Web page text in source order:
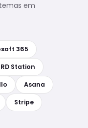
em
365
RD Station
Asana
Stripe